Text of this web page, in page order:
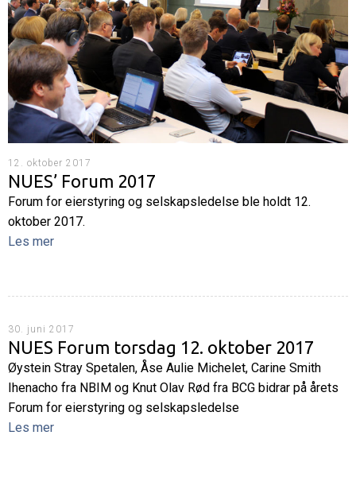
12. oktober 2017
NUES’ Forum 2017
Forum for eierstyring og selskapsledelse ble holdt 12.
oktober 2017.
Les mer
30. juni 2017
NUES Forum torsdag 12. oktober 2017
Øystein Stray Spetalen, Åse Aulie Michelet, Carine Smith
Ihenacho fra NBIM og Knut Olav Rød fra BCG bidrar på årets
Forum for eierstyring og selskapsledelse
Les mer